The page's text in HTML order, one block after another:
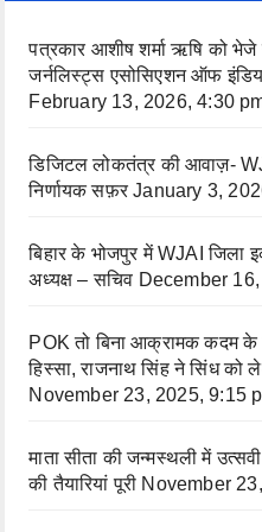
पत्रकार आशीष शर्मा ऋषि को भेजे
जर्नलिस्ट्स एसोसिएशन ऑफ
February 13, 2026, 4:30
डिजिटल लोकतंत्र की आवाज़-
निर्णायक सफ़र January 3,
बिहार के भोजपुर में WJAI जिला
अध्यक्ष – सचिव December
POK तो बिना आक्रामक कदम के
हिस्सा, राजनाथ सिंह ने सिंध को
November 23, 2025, 9:15
माता सीता की जन्मस्थली में
की तैयारियां पूरी November